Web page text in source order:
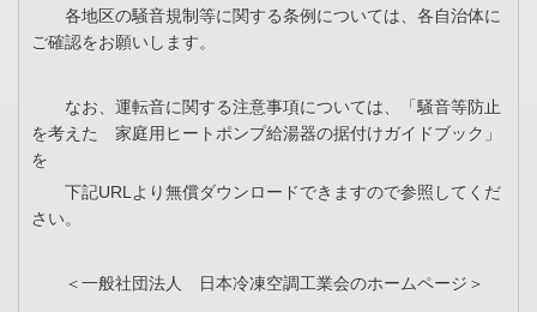
各地区の騒音規制等に関する条例については、各自治体に
ご確認をお願いします。
なお、運転音に関する注意事項については、「騒音等防止
を考えた 家庭用ヒートポンプ給湯器の据付けガイドブック」
を
下記URLより無償ダウンロードできますので参照してくだ
さい。
＜一般社団法人 日本冷凍空調工業会のホームページ＞